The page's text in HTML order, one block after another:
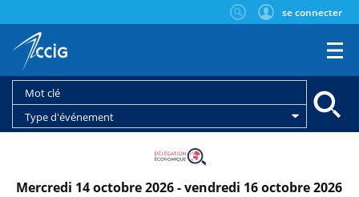
se connecter
Type d'événement
mercredi 14 octobre 2026 - vendredi 16 octobre 2026